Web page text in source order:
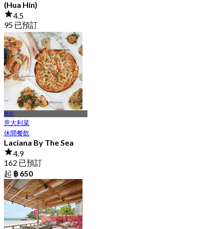
(Hua Hin)
4.5
95 已預訂
起฿ 416
華欣
意大利菜
休閒餐飲
Laciana By The Sea
4.9
162 已預訂
起 ฿ 650